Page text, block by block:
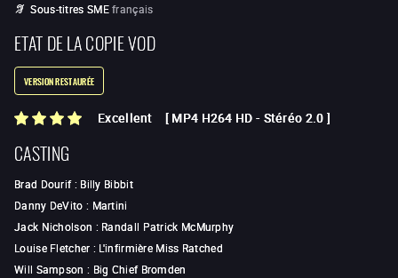
Sous-titres SME français
ETAT DE LA COPIE VOD
VERSION RESTAURÉE
Excellent [ MP4 H264 HD - Stéréo 2.0 ]
CASTING
Brad Dourif: Billy Bibbit
Danny DeVito : Martini
Jack Nicholson : Randall Patrick McMurphy
Louise Fletcher : L'infirmière Miss Ratched
Will Sampson : Big Chief Bromden